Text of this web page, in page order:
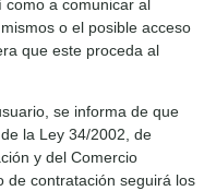
como a comunicar al
o el posible acceso
que este proceda al
se informa de que
la Ley 34/2002, de
y del Comercio
de contratación seguirá los